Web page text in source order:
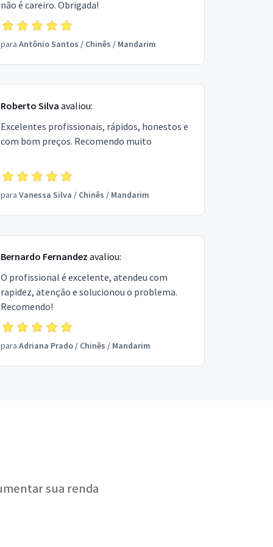
não é careiro. Obrigada!
para Antônio Santos / Chinês / Mandarim
Roberto Silva avaliou:
Excelentes profissionais, rápidos, honestos e
com bom preços. Recomendo muito
para Vanessa Silva / Chinês / Mandarim
Bernardo Fernandez avaliou:
O profissional é excelente, atendeu com
rapidez, atenção e solucionou o problema.
Recomendo!
para Adriana Prado/ Chinês / Mandarim
sua renda